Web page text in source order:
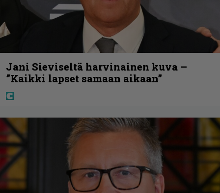
Jani Sieviseltä harvinainen kuva –
”Kaikki lapset samaan aikaan”